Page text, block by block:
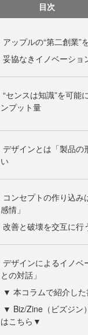
目次
アップルの“第二創業”
妥協なきイノベーショ
“センスは知識”を可能
ンプット量
デザインとは「製品の
い
コンセプトの作り込み
感情」
改善と破壊を交互に行
デザインによるイノベ
との対話」
▼ 本コラムで紹介し
▼ Biz/Zine（ビズジン
はこちら▼